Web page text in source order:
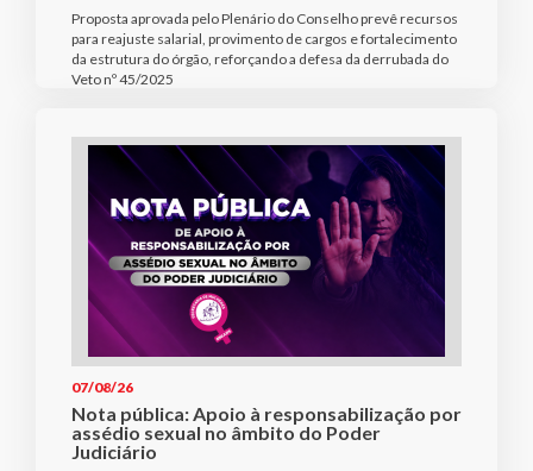
Proposta aprovada pelo Plenário do Conselho prevê recursos
para reajuste salarial, provimento de cargos e fortalecimento
da estrutura do órgão, reforçando a defesa da derrubada do
Veto nº 45/2025
07/08/26
Nota pública: Apoio à responsabilização por
assédio sexual no âmbito do Poder
Judiciário